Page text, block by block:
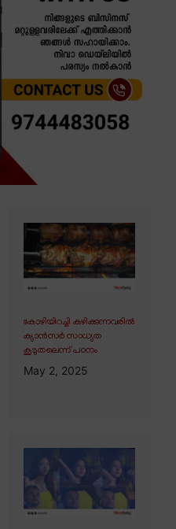
കോഴിയിറച്ചി കഴിക്കുന്നവരിൽ
ക്യാൻസർ സാധ്യത
കൂടുതലെന്ന് പഠനം
May 2, 2025